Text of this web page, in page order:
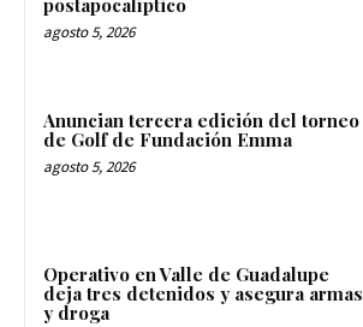
postapocalíptico
agosto 5, 2026
Anuncian tercera edición del torneo
de Golf de Fundación Emma
agosto 5, 2026
Operativo en Valle de Guadalupe
deja tres detenidos y asegura armas
y droga